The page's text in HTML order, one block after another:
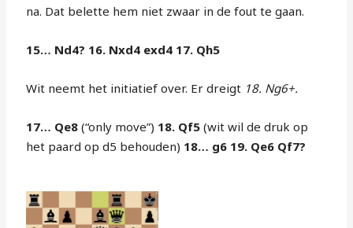
na. Dat belette hem niet zwaar in de fout te gaan.
15… Nd4? 16. Nxd4 exd4 17. Qh5
Wit neemt het initiatief over. Er dreigt 18. Ng6+.
17… Qe8 (“only move”) 18. Qf5 (wit wil de druk op
het paard op d5 behouden) 18… g6 19. Qe6 Qf7?